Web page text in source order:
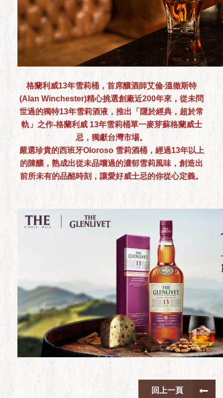
格蘭利威13年雪莉桶，首席釀酒師艾倫‧溫徹斯特
(Alan Winchester)精心挑選創廠近200年來，從未問
世過的獨特13年雪莉酒液，推出「隱於經典，超於常
軌」之作-格蘭利威 13年雪莉桶單一麥芽蘇格蘭威士
忌，獨獻台灣市場。
嚴選珍貴的西班牙Oloroso 雪莉酒桶，經過13年以上
的陳釀，熟成出從未品嚐過的濃郁雪莉風味，創造出
前所未有的品酩時刻，讓愛好威士忌的你從心定義。
回上一頁